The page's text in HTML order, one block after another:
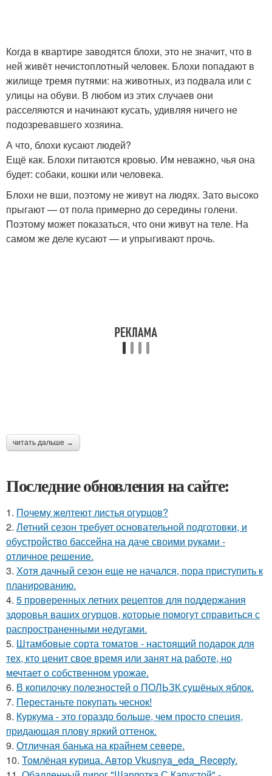
Когда в квартире заводятся блохи, это не значит, что в
ней живёт нечистоплотный человек. Блохи попадают в
жилище тремя путями: на животных, из подвала или с
улицы на обуви. В любом из этих случаев они
расселяются и начинают кусать, удивляя ничего не
подозревавшего хозяина.
А что, блохи кусают людей?
Ещё как. Блохи питаются кровью. Им неважно, чья она
будет: собаки, кошки или человека.
Блохи не вши, поэтому не живут на людях. Зато высоко
прыгают — от пола примерно до середины голени.
Поэтому может показаться, что они живут на теле. На
самом же деле кусают — и упрыгивают прочь.
читать дальше →
Последние обновления на сайте:
1. Почему желтеют листья огурцов?
2. Летний сезон требует основательной подготовки, и
обустройство бассейна на даче своими руками -
отличное решение.
3. Хотя дачный сезон еще не начался, пора приступить к
планированию.
4. 5 проверенных летних рецептов для поддержания
здоровья ваших огурцов, которые помогут справиться с
распространенными недугами.
5. Штамбовые сорта томатов - настоящий подарок для
тех, кто ценит свое время или занят на работе, но
мечтает о собственном урожае.
6. В копилочку полезностей о ПОЛЬЗК сушёных яблок.
7. Перестаньте покупать чеснок!
8. Куркума - это гораздо больше, чем просто специя,
придающая плову яркий оттенок.
9. Отличная банька на крайнем севере.
10. Томлёная курица. Автор Vkusnya_eda_Recepty.